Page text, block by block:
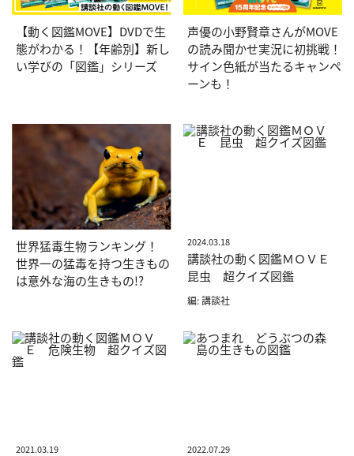
【動く図鑑MOVE】DVDで生
態がわかる！【年齢別】新し
い学びの「図鑑」シリーズ
声優の小野賢章さんがMOVE
の読み聞かせ実況に初挑戦！
サイン色紙が当たるキャンペ
ーンも！
世界猛毒生物ランキング！
世界一の猛毒を持つ生きもの
は意外な海の生きもの!?
2024.03.18
講談社の動く図鑑ＭＯＶＥ
昆虫 超クイズ図鑑
編: 講談社
2021.03.19 2022.07.29